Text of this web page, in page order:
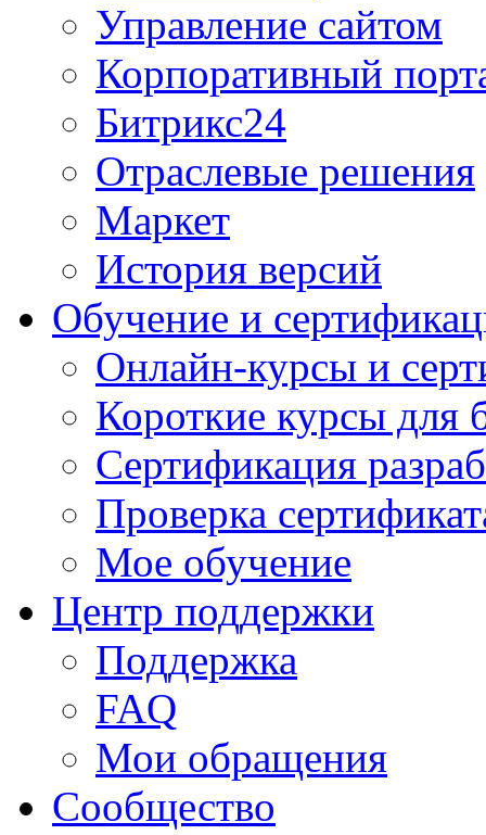
Управление сайтом
Корпоративный
Битрикс24
Отраслевые решения
Маркет
История версий
Обучение и
Онлайн-курсы и
Короткие курсы для
Сертификация
Проверка
Мое обучение
Центр поддержки
Поддержка
FAQ
Мои обращения
Сообщество